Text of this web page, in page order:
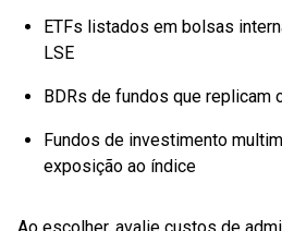
ETFs listados em bolsas
LSE
BDRs de fundos que replicam
Fundos de investimento
exposição ao índice